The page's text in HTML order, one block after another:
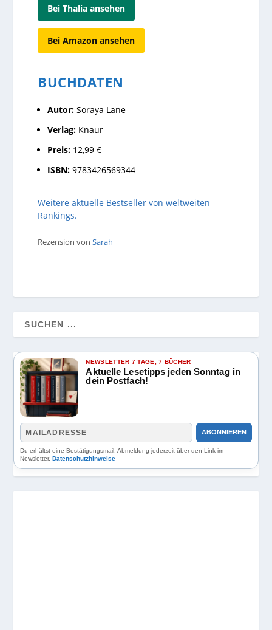
Bei Thalia ansehen
Bei Amazon ansehen
BUCHDATEN
Autor: Soraya Lane
Verlag: Knaur
Preis: 12,99 €
ISBN: 9783426569344
Weitere aktuelle Bestseller von weltweiten
Rankings.
Rezension vonSarah
NEWSLETTER 7 TAGE, 7 BÜCHER
Aktuelle Lesetipps jeden Sonntag in
dein Postfach!
ABONNIEREN
Du erhältst eine Bestätigungsmail. Abmeldung jederzeit über den Link im
Newsletter.Datenschutzhinweise